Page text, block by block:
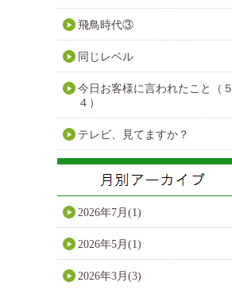
飛鳥時代③
同じレベル
今日お客様に言われたこと（５
４）
テレビ、見てますか？
2026年7月(1)
2026年5月(1)
2026年3月(3)